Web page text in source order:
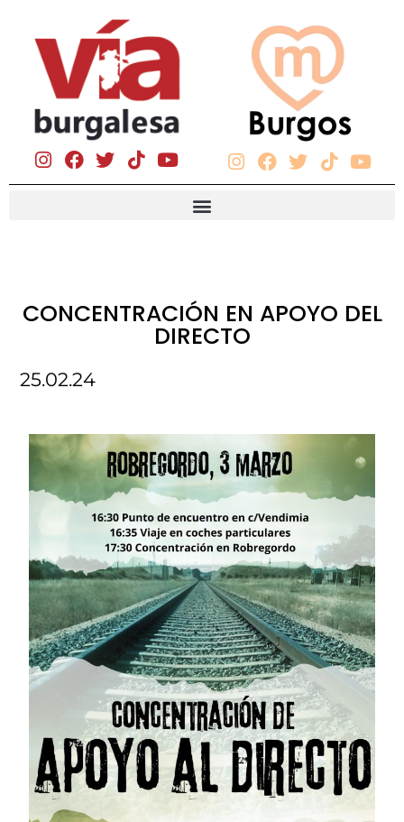
CONCENTRACIÓN EN APOYO DEL
DIRECTO
25.02.24